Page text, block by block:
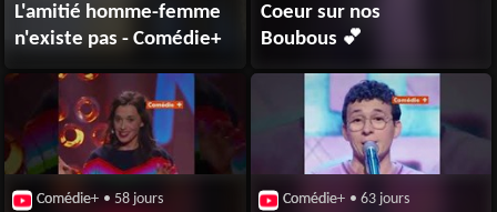
L'amitié homme-femme
n'existe pas - Comédie+
Coeur sur nos
Boubous 💕
Comédie+ • 58 jours Comédie+ • 63 jours